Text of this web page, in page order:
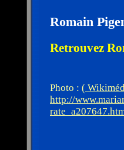
Romain
Retrouvez
Photo : (
http://